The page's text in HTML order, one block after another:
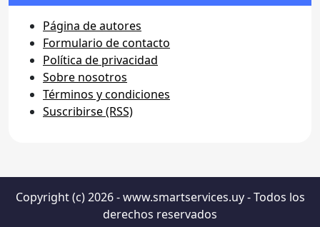
Página de autores
Formulario de contacto
Política de privacidad
Sobre nosotros
Términos y condiciones
Suscribirse (RSS)
Copyright (c) 2026 - www.smartservices.uy - Todos los
derechos reservados